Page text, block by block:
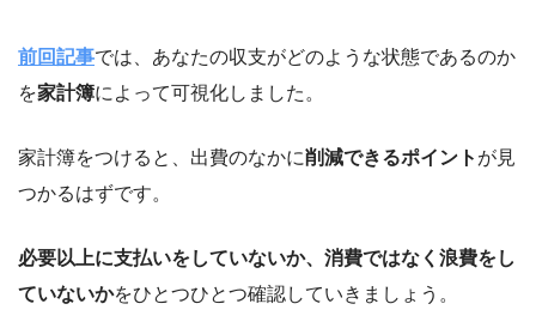
前回記事では、あなたの収支がどのような状態であるのか
を家計簿によって可視化しました。
家計簿をつけると、出費のなかに削減できるポイント が見
つかるはずです。
必要以上に支払いをしていないか、消費ではなく浪費をし
ていないかをひとつひとつ確認していきましょう。